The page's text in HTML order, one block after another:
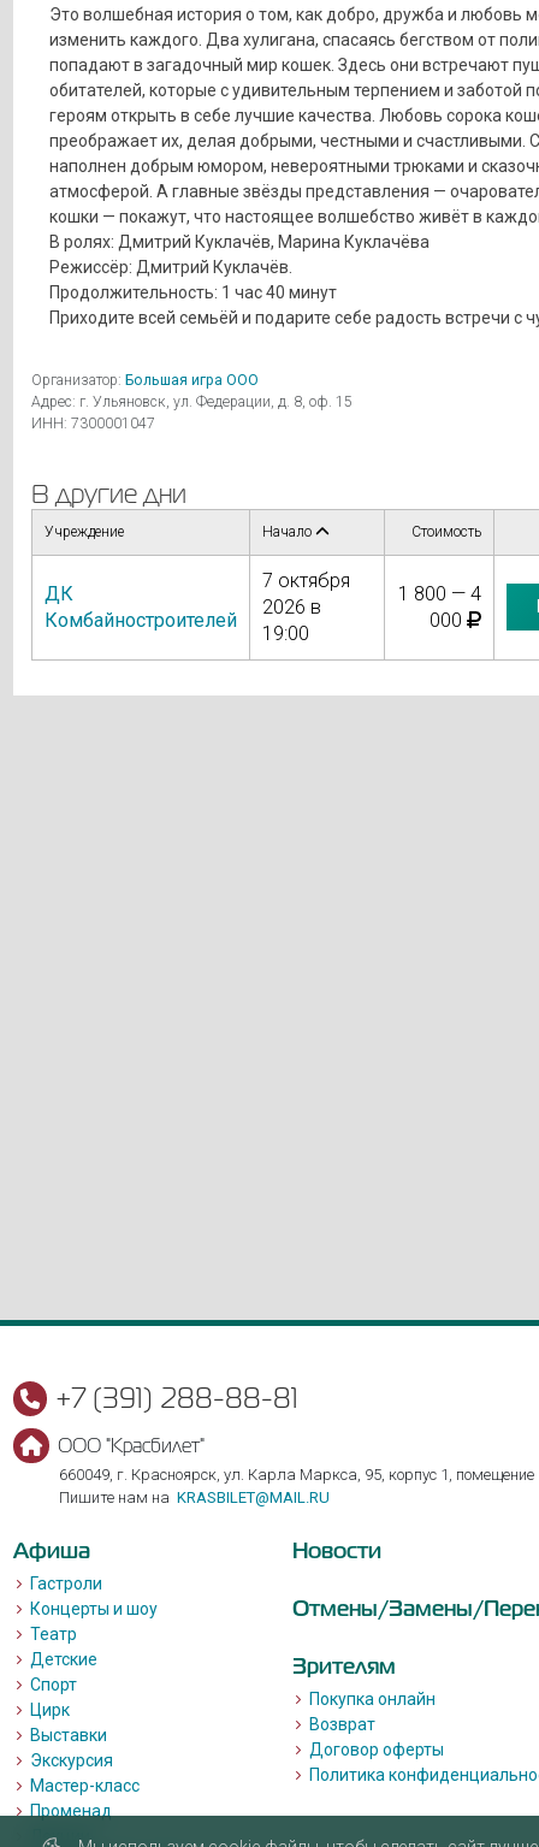
Это волшебная история о том, как добро, дружба и любовь
изменить каждого. Два хулигана, спасаясь бегством от
попадают в загадочный мир кошек. Здесь они встречают
обитателей, которые с удивительным терпением и заботой
героям открыть в себе лучшие качества. Любовь сорока
преображает их, делая добрыми, честными и счастливыми.
наполнен добрым юмором, невероятными трюками и
атмосферой. А главные звёзды представления —
кошки — покажут, что настоящее волшебство живёт в
В ролях: Дмитрий Куклачёв, Марина Куклачёва
Режиссёр: Дмитрий Куклачёв.
Продолжительность: 1 час 40 минут
Приходите всей семьёй и подарите себе радость встречи с
Организатор: Большая игра ООО
Адрес: г. Ульяновск, ул. Федерации, д. 8, оф. 15
ИНН: 7300001047
В другие дни
Учреждение Начало Стоимость
ДК
Комбайностроителей
7 октября
2026 в
19:00
1 800 — 4
000
+7 (391) 288-88-81
ООО "Красбилет"
660049, г. Красноярск, ул. Карла Маркса, 95, корпус 1, помещение
Пишите нам на KRASBILET@MAIL.RU
Афиша
Гастроли
Концерты и шоу
Театр
Детские
Спорт
Цирк
Выставки
Экскурсия
Мастер-класс
Променад
Лекции
Новости
Отмены/Замены/
Зрителям
Покупка онлайн
Возврат
Договор оферты
Политика